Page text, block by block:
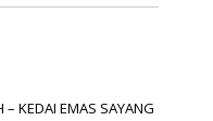
– KEDAI EMAS SAYANG